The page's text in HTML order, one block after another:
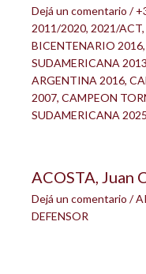
Dejá un comentario /
2011/2020, 2021/ACT,
BICENTENARIO 2016,
SUDAMERICANA 2013
ARGENTINA 2016,
2007, CAMPEON
SUDAMERICANA 2025
ACOSTA, Juan
Dejá un comentario /
DEFENSOR